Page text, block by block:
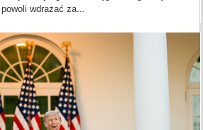
wdrażać za...